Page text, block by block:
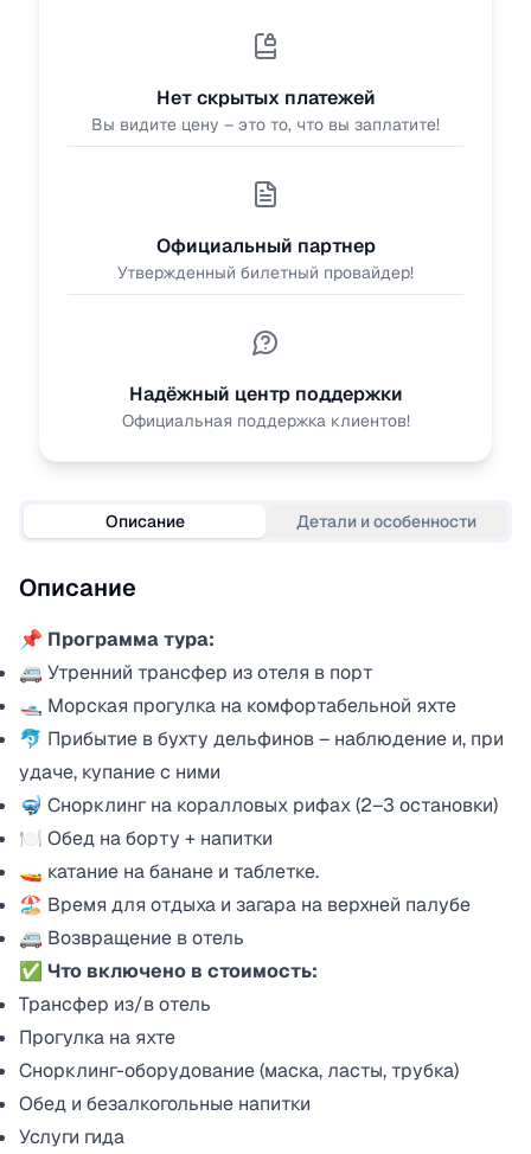
Нет скрытых платежей
Вы видите цену – это то, что вы заплатите!
Официальный партнер
Утвержденный билетный провайдер!
Надёжный центр поддержки
Официальная поддержка клиентов!
Описание Детали и особенности
Описание
📌 Программа тура:
🚐 Утренний трансфер из отеля в порт
🛥 Морская прогулка на комфортабельной яхте
🐬 Прибытие в бухту дельфинов – наблюдение и, при
удаче, купание с ними
🤿 Снорклинг на коралловых рифах (2–3 остановки)
🍽 Обед на борту + напитки
🚤 катание на банане и таблетке.
🏖 Время для отдыха и загара на верхней палубе
🚐 Возвращение в отель
✅ Что включено в стоимость:
Трансфер из/в отель
Прогулка на яхте
Снорклинг-оборудование (маска, ласты, трубка)
Обед и безалкогольные напитки
Услуги гида